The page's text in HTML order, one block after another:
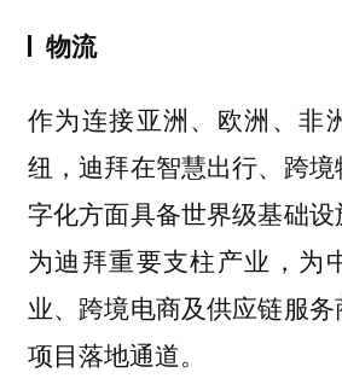
物流
作为连接亚洲、欧洲、非
纽，迪拜在智慧出行、跨
字化方面具备世界级基础
为迪拜重要支柱产业，为
业、跨境电商及供应链服
项目落地通道。